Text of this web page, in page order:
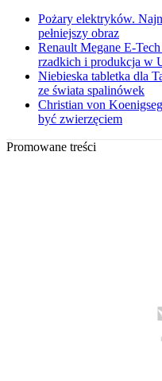
Pożary elektryków.
pełniejszy obraz
Renault Megane E-
rzadkich i produkcja w
Niebieska tabletka dla
ze świata spalinówek
Christian von
być zwierzęciem
Promowane treści